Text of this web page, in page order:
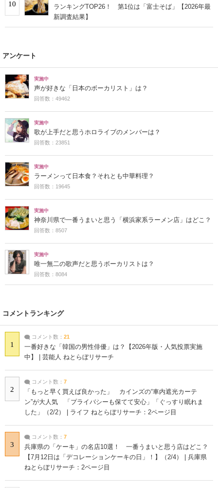
10
ランキングTOP26！ 第1位は「富士そば」【2026年最
新調査結果】
アンケート
実施中
声が好きな「日本のボーカリスト」は？
回答数：49462
実施中
歌が上手だと思うホロライブのメンバーは？
回答数：23851
実施中
ラーメンって日本食？それとも中華料理？
回答数：19645
実施中
神奈川県で一番うまいと思う「横浜家系ラーメン店」はどこ？
回答数：8507
実施中
唯一無二の歌声だと思うボーカリストは？
回答数：8084
コメントランキング
1
コメント数： 21
一番好きな「韓国の男性俳優」は？【2026年版・人気投票実施
中】 | 芸能人 ねとらぼリサーチ
2
コメント数： 7
「もっと早く買えば良かった」 カインズの“車内遮光カーテ
ン”が大人気 「プライバシーも保てて安心」「ぐっすり眠れま
した」（2/2） | ライフ ねとらぼリサーチ：2ページ目
3
コメント数： 7
兵庫県の「ケーキ」の名店10選！ 一番うまいと思う店はどこ？
【7月12日は「デコレーションケーキの日」！】（2/4） | 兵庫県
ねとらぼリサーチ：2ページ目